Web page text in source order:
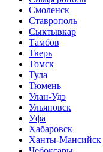
Смоленск
Ставрополь
Сыктывкар
Тамбов
Тверь
Томск
Тула
Тюмень
Улан-Удэ
Ульяновск
Уфа
Хабаровск
Ханты-Мансийск